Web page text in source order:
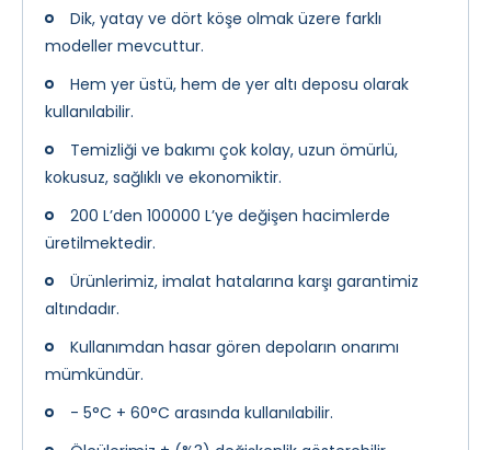
Dik, yatay ve dört köşe olmak üzere farklı
modeller mevcuttur.
Hem yer üstü, hem de yer altı deposu olarak
kullanılabilir.
Temizliği ve bakımı çok kolay, uzun ömürlü,
kokusuz, sağlıklı ve ekonomiktir.
200 L’den 100000 L’ye değişen hacimlerde
üretilmektedir.
Ürünlerimiz, imalat hatalarına karşı garantimiz
altındadır.
Kullanımdan hasar gören depoların onarımı
mümkündür.
- 5°C + 60°C arasında kullanılabilir.